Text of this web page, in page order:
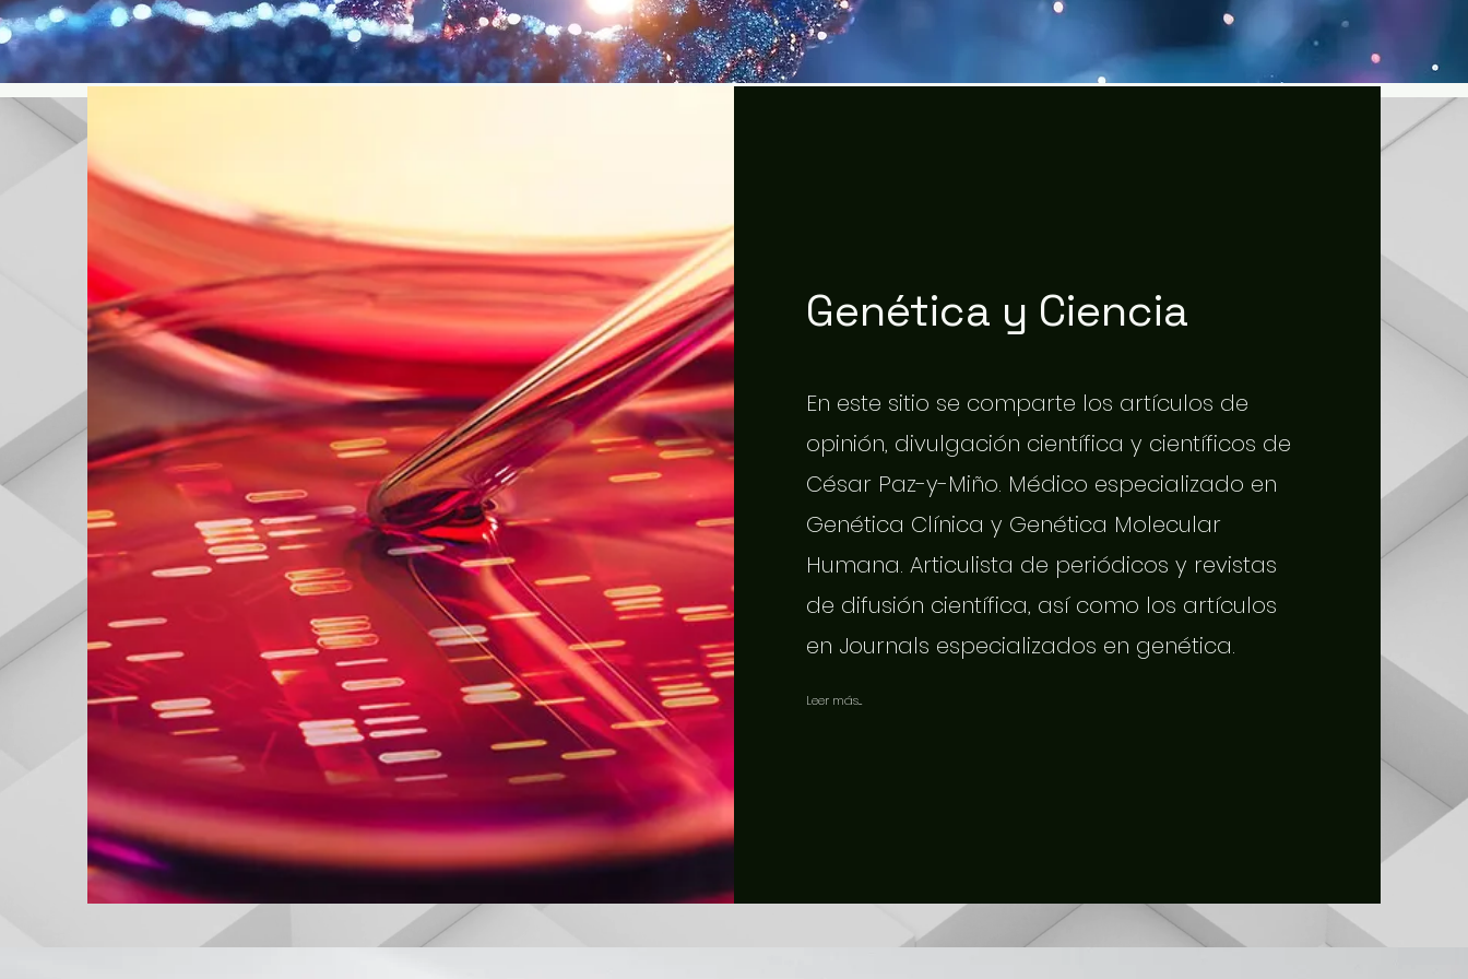
Genética y Ciencia
En este sitio se comparte los artículos de
opinión, divulgación científica y científicos de
César Paz-y-Miño. Médico especializado en
Genética Clínica y Genética Molecular
Humana. Articulista de periódicos y revistas
de difusión científica, así como los artículos
en Journals especializados en genética.
Leer más...